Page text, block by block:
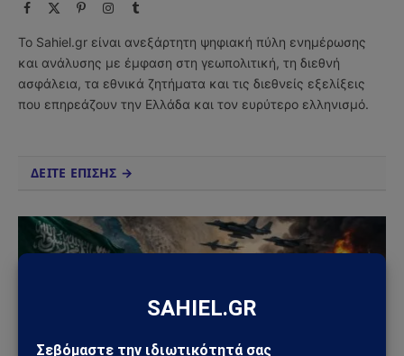
Facebook PinterestInstagram
Tumblr
Το Sahiel.gr είναι ανεξάρτητη ψηφιακή πύλη ενημέρωσης
και ανάλυσης με έμφαση στη γεωπολιτική, τη διεθνή
ασφάλεια, τα εθνικά ζητήματα και τις διεθνείς εξελίξεις
που επηρεάζουν την Ελλάδα και τον ευρύτερο ελληνισμό.
ΔΕΙΤΕ ΕΠΙΣΗΣ →